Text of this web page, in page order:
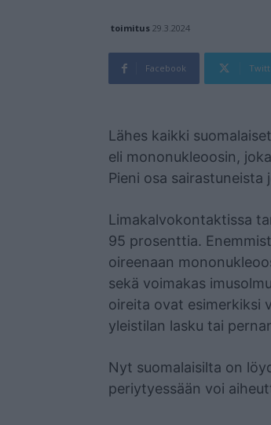
toimitus 29.3.2024
Facebook
Lähes kaikki
eli mononukleoosin,
Pieni osa
Limakalvokontaktissa
95 prosenttia.
oireenaan
sekä voimakas
oireita ovat esimerkiksi
yleistilan lasku tai
Nyt suomalaisilta on
periytyessään voi